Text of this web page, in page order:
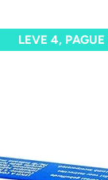
LEVE 4, PAGUE